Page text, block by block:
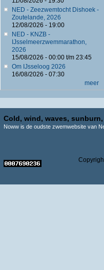
NED - Zeezwemtocht Dishoek -
Zoutelande, 2026
12/08/2026 - 19:00
NED - KNZB -
IJsselmeerzwemmarathon,
2026
15/08/2026 - 00:00t/m 23:45
Om IJsseloog 2026
16/08/2026 - 07:30
meer
Cold, wind, waves,
Noww is de oudste zwemwebsite van